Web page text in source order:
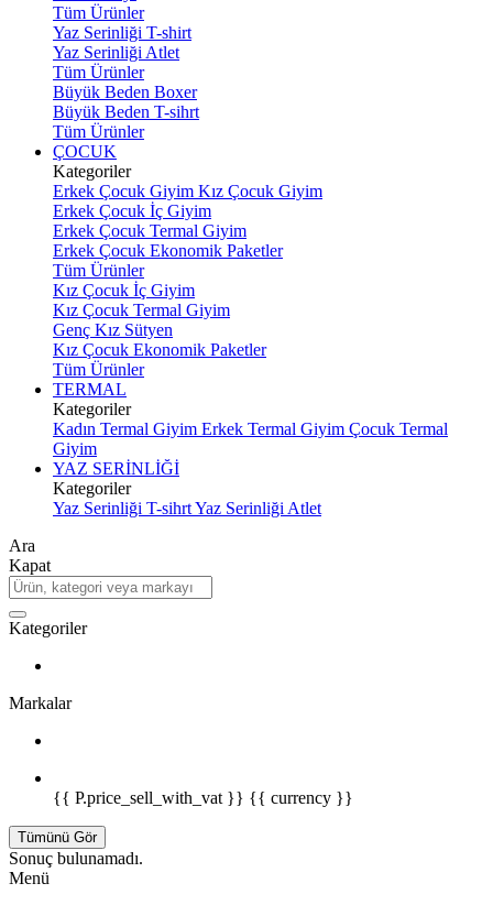
Tüm Ürünler
Yaz Serinliği T-shirt
Yaz Serinliği Atlet
Tüm Ürünler
Büyük Beden Boxer
Büyük Beden T-sihrt
Tüm Ürünler
ÇOCUK
Kategoriler
Erkek Çocuk Giyim Kız Çocuk Giyim
Erkek Çocuk İç Giyim
Erkek Çocuk Termal Giyim
Erkek Çocuk Ekonomik Paketler
Tüm Ürünler
Kız Çocuk İç Giyim
Kız Çocuk Termal Giyim
Genç Kız Sütyen
Kız Çocuk Ekonomik Paketler
Tüm Ürünler
TERMAL
Kategoriler
Kadın Termal Giyim Erkek Termal Giyim Çocuk Termal
Giyim
YAZ SERİNLİĞİ
Kategoriler
Yaz Serinliği T-sihrtYaz Serinliği Atlet
Ara
Kapat
Kategoriler
Markalar
{{ P.price_sell_with_vat }} {{ currency }}
Tümünü Gör
Sonuç bulunamadı.
Menü